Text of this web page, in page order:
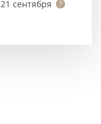
21 сентября